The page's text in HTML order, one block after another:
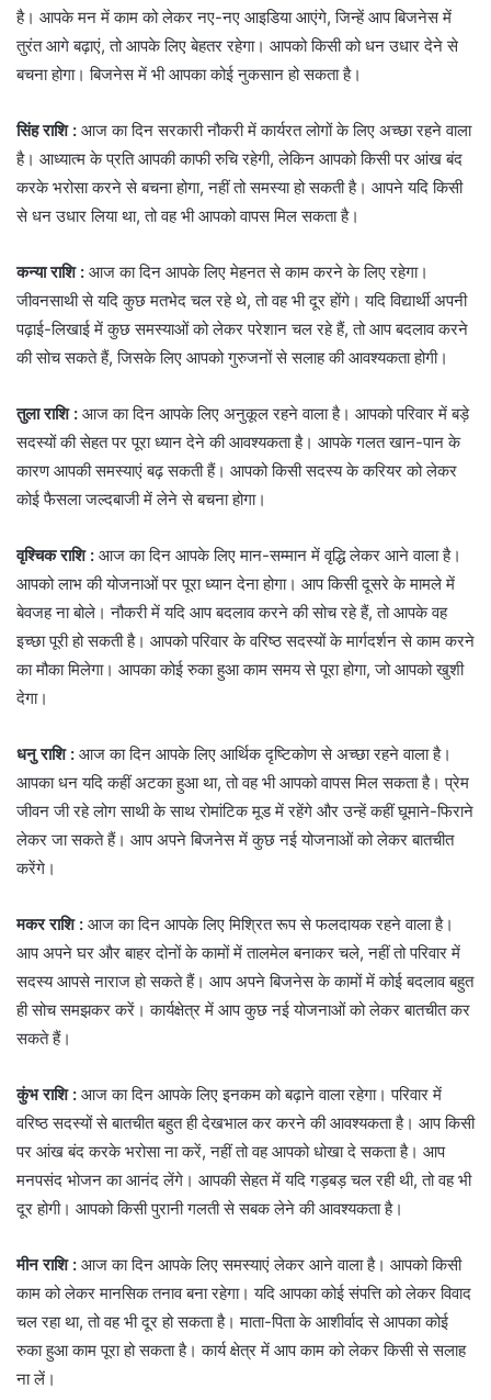
है। आपके मन में काम को लेकर नए-नए आइडिया आएंगे, जिन्हें आप बिजनेस में
तुरंत आगे बढ़ाएं, तो आपके लिए बेहतर रहेगा। आपको किसी को धन उधार देने से
बचना होगा। बिजनेस में भी आपका कोई नुकसान हो सकता है।
सिंह राशि : आज का दिन सरकारी नौकरी में कार्यरत लोगों के लिए अच्छा रहने वाला
है। आध्यात्म के प्रति आपकी काफी रुचि रहेगी, लेकिन आपको किसी पर आंख बंद
करके भरोसा करने से बचना होगा, नहीं तो समस्या हो सकती है। आपने यदि किसी
से धन उधार लिया था, तो वह भी आपको वापस मिल सकता है।
कन्या राशि : आज का दिन आपके लिए मेहनत से काम करने के लिए रहेगा।
जीवनसाथी से यदि कुछ मतभेद चल रहे थे, तो वह भी दूर होंगे। यदि विद्यार्थी अपनी
पढ़ाई-लिखाई में कुछ समस्याओं को लेकर परेशान चल रहे हैं, तो आप बदलाव करने
की सोच सकते हैं, जिसके लिए आपको गुरुजनों से सलाह की आवश्यकता होगी।
तुला राशि : आज का दिन आपके लिए अनुकूल रहने वाला है। आपको परिवार में बड़े
सदस्यों की सेहत पर पूरा ध्यान देने की आवश्यकता है। आपके गलत खान-पान के
कारण आपकी समस्याएं बढ़ सकती हैं। आपको किसी सदस्य के करियर को लेकर
कोई फैसला जल्दबाजी में लेने से बचना होगा।
वृश्चिक राशि : आज का दिन आपके लिए मान-सम्मान में वृद्धि लेकर आने वाला है।
आपको लाभ की योजनाओं पर पूरा ध्यान देना होगा। आप किसी दूसरे के मामले में
बेवजह ना बोले। नौकरी में यदि आप बदलाव करने की सोच रहे हैं, तो आपके वह
इच्छा पूरी हो सकती है। आपको परिवार के वरिष्ठ सदस्यों के मार्गदर्शन से काम करने
का मौका मिलेगा। आपका कोई रुका हुआ काम समय से पूरा होगा, जो आपको खुशी
देगा।
धनु राशि : आज का दिन आपके लिए आर्थिक दृष्टिकोण से अच्छा रहने वाला है।
आपका धन यदि कहीं अटका हुआ था, तो वह भी आपको वापस मिल सकता है। प्रेम
जीवन जी रहे लोग साथी के साथ रोमांटिक मूड में रहेंगे और उन्हें कहीं घूमाने-फिराने
लेकर जा सकते हैं। आप अपने बिजनेस में कुछ नई योजनाओं को लेकर बातचीत
करेंगे।
मकर राशि : आज का दिन आपके लिए मिश्रित रूप से फलदायक रहने वाला है।
आप अपने घर और बाहर दोनों के कामों में तालमेल बनाकर चले, नहीं तो परिवार में
सदस्य आपसे नाराज हो सकते हैं। आप अपने बिजनेस के कामों में कोई बदलाव बहुत
ही सोच समझकर करें। कार्यक्षेत्र में आप कुछ नई योजनाओं को लेकर बातचीत कर
सकते हैं।
कुंभ राशि : आज का दिन आपके लिए इनकम को बढ़ाने वाला रहेगा। परिवार में
वरिष्ठ सदस्यों से बातचीत बहुत ही देखभाल कर करने की आवश्यकता है। आप किसी
पर आंख बंद करके भरोसा ना करें, नहीं तो वह आपको धोखा दे सकता है। आप
मनपसंद भोजन का आनंद लेंगे। आपकी सेहत में यदि गड़बड़ चल रही थी, तो वह भी
दूर होगी। आपको किसी पुरानी गलती से सबक लेने की आवश्यकता है।
मीन राशि : आज का दिन आपके लिए समस्याएं लेकर आने वाला है। आपको किसी
काम को लेकर मानसिक तनाव बना रहेगा। यदि आपका कोई संपत्ति को लेकर विवाद
चल रहा था, तो वह भी दूर हो सकता है। माता-पिता के आशीर्वाद से आपका कोई
रुका हुआ काम पूरा हो सकता है। कार्य क्षेत्र में आप काम को लेकर किसी से सलाह
ना लें।